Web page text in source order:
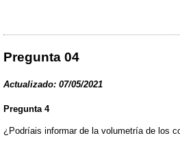
Pregunta 04
Actualizado: 07/05/2021
Pregunta 4
¿Podríais informar de la volumetría de los